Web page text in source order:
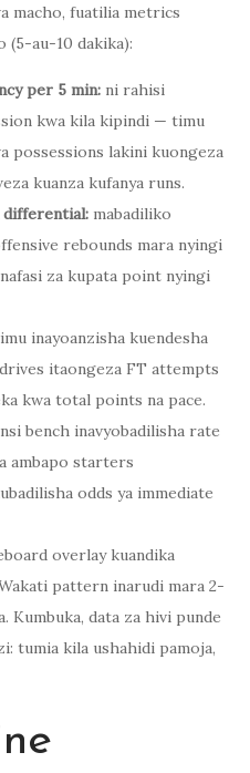
macho, fuatilia metrics
(5-au-10 dakika):
per 5 min: ni rahisi
kwa kila kipindi — timu
possessions lakini kuongeza
kuanza kufanya runs.
mabadiliko
rebounds mara nyingi
za kupata point nyingi
inayoanzisha kuendesha
itaongeza FT attempts
kwa total points na pace.
bench inavyobadilisha rate
ambapo starters
odds ya immediate
overlay kuandika
pattern inarudi mara 2-
Kumbuka, data za hivi punde
tumia kila ushahidi pamoja,